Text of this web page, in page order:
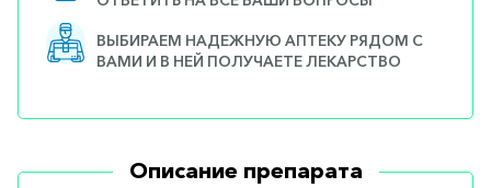
ВЫБИРАЕМ НАДЕЖНУЮ АПТЕКУ РЯДОМ С
ВАМИ И В НЕЙ ПОЛУЧАЕТЕ ЛЕКАРСТВО
Описание препарата